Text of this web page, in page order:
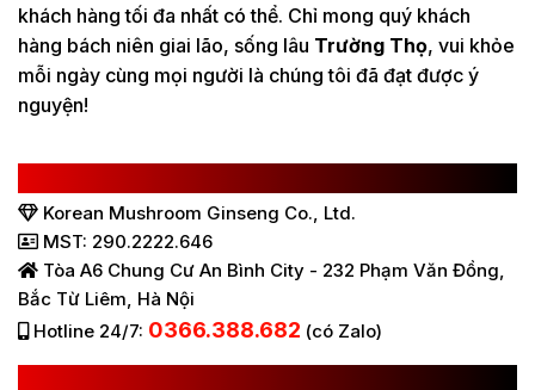
khách hàng tối đa nhất có thể. Chỉ mong quý khách
hàng bách niên giai lão, sống lâu Trường Thọ, vui khỏe
mỗi ngày cùng mọi người là chúng tôi đã đạt được ý
nguyện!
Korean Mushroom Ginseng Co., Ltd.
MST: 290.2222.646
Tòa A6 Chung Cư An Bình City - 232 Phạm Văn Đồng,
Bắc Từ Liêm, Hà Nội
Hotline 24/7: 0366.388.682 (có Zalo)